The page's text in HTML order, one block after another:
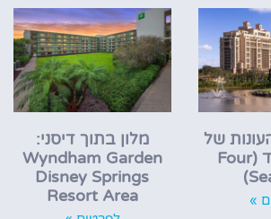
של
דיסני וורלד (Four
»
מלון בתוך דיסני:
Wyndham Garden
Disney Springs
Resort Area